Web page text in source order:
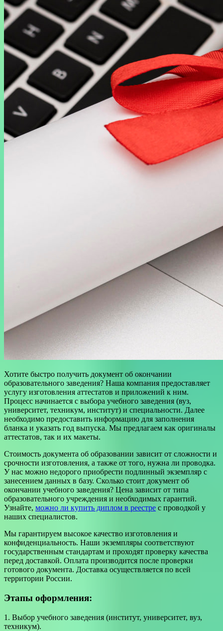
Хотите быстро получить документ об окончании
образовательного заведения? Наша компания предоставляет
услугу изготовления аттестатов и приложений к ним.
Процесс начинается с выбора учебного заведения (вуз,
университет, техникум, институт) и специальности. Далее
необходимо предоставить информацию для заполнения
бланка и указать год выпуска. Мы предлагаем как оригиналы
аттестатов, так и их макеты.
Стоимость документа об образовании зависит от сложности и
срочности изготовления, а также от того, нужна ли проводка.
У нас можно недорого приобрести подлинный экземпляр с
занесением данных в базу. Сколько стоит документ об
окончании учебного заведения? Цена зависит от типа
образовательного учреждения и необходимых гарантий.
Узнайте, можно ли купить диплом в реестре с проводкой у
наших специалистов.
Мы гарантируем высокое качество изготовления и
конфиденциальность. Наши экземпляры соответствуют
государственным стандартам и проходят проверку качества
перед доставкой. Оплата производится после проверки
готового документа. Доставка осуществляется по всей
территории России.
Этапы оформления:
1. Выбор учебного заведения (институт, университет, вуз,
техникум).